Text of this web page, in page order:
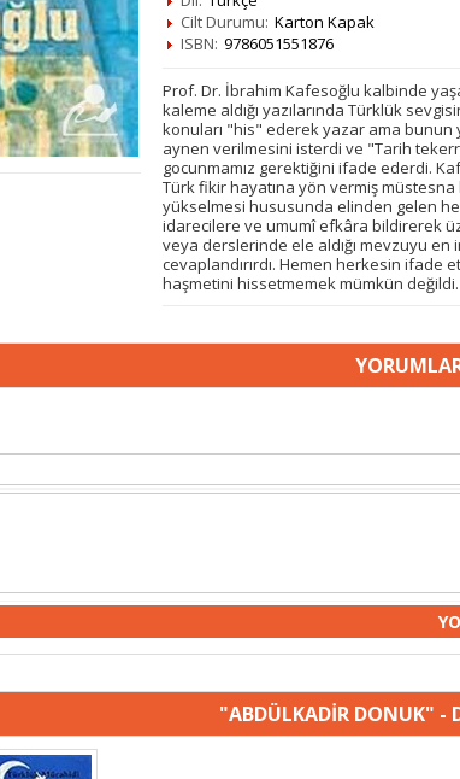
Cilt Durumu: Karton Kapak
ISBN: 9786051551876
Prof. Dr. İbrahim Kafesoğlu kalbinde
kale­me aldığı yazılarında Türklük
konuları "his" ederek yazar ama bunun
aynen verilmesini isterdi ve "Tarih
gocunmamız gerektiğini ifade ederdi.
Türk fikir hayatına yön vermiş
yükselmesi hususunda elinden gelen
idarecilere ve umumî efkâra bildire­rek
veya derslerinde ele aldığı mevzuyu
cevaplandırırdı. Hemen herkesin ifade
haşmetini hisset­memek mümkün değildi.
"ABDÜLKADİR DONUK" -